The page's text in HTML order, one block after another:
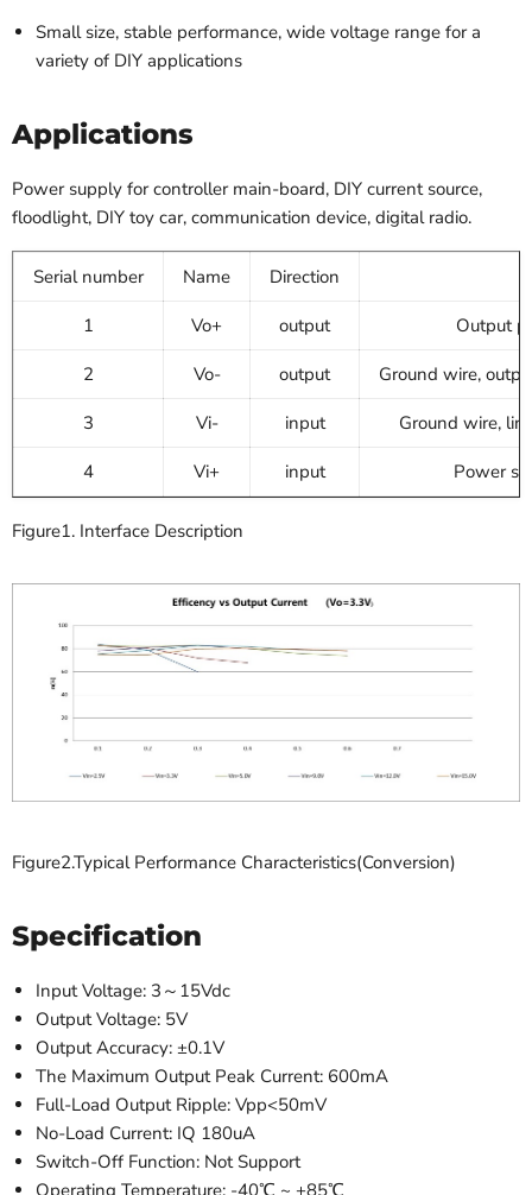
Small size, stable performance, wide voltage range for a
variety of DIY applications
Applications
Power supply for controller main-board, DIY current source,
floodlight, DIY toy car, communication device, digital radio.
Serial number Name Direction
1 Vo+ output Output
2 Vo- output Ground wire,
3 Vi- input Ground wire,
4 Vi+ input Power
Figure1. Interface Description
Figure2.Typical Performance Characteristics(Conversion)
Specification
Input Voltage: 3～15Vdc
Output Voltage: 5V
Output Accuracy: ±0.1V
The Maximum Output Peak Current: 600mA
Full-Load Output Ripple: Vpp<50mV
No-Load Current: IQ 180uA
Switch-Off Function: Not Support
Operating Temperature: -40℃ ~ +85℃